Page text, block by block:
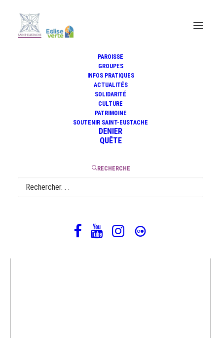
PAROISSE
GROUPES
INFOS PRATIQUES
ACTUALITÉS
SOLIDARITÉ
CULTURE
PATRIMOINE
SOUTENIR SAINT-EUSTACHE
DENIER
QUÊTE
RECHERCHE
Visites Guidées
Des visites guidées en
français et anglais
Retrouvez ici les dates et horaires des visites guidées en